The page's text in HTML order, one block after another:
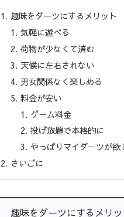
趣味をダーツにするメリット
気軽に遊べる
荷物が少なくて済む
天候に左右されない
男女関係なく楽しめる
料金が安い
ゲーム料金
投げ放題で本格的に
やっぱりマイダーツが欲
さいごに
趣味をダーツにするメリッ